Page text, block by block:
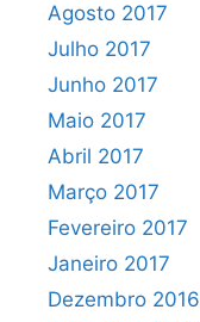
Agosto 2017
Julho 2017
Junho 2017
Maio 2017
Abril 2017
Março 2017
Fevereiro 2017
Janeiro 2017
Dezembro 2016